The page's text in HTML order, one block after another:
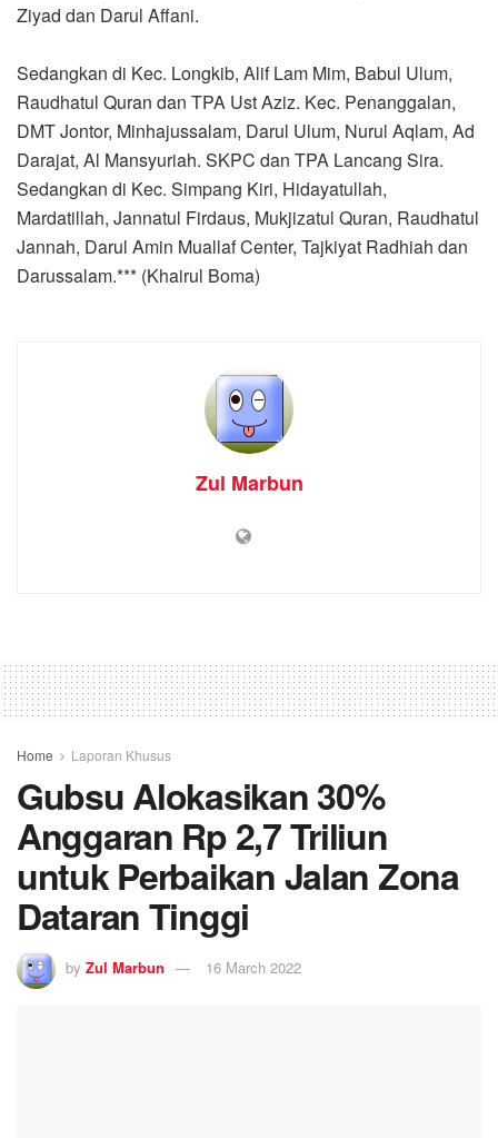
Ziyad dan Darul Affani.
Sedangkan di Kec. Longkib, Alif Lam Mim, Babul Ulum,
Raudhatul Quran dan TPA Ust Aziz. Kec. Penanggalan,
DMT Jontor, Minhajussalam, Darul Ulum, Nurul Aqlam, Ad
Darajat, Al Mansyuriah. SKPC dan TPA Lancang Sira.
Sedangkan di Kec. Simpang Kiri, Hidayatullah,
Mardatillah, Jannatul Firdaus, Mukjizatul Quran, Raudhatul
Jannah, Darul Amin Muallaf Center, Tajkiyat Radhiah dan
Darussalam.*** (Khairul Boma)
Zul Marbun
Home Laporan Khusus
Gubsu Alokasikan 30%
Anggaran Rp 2,7 Triliun
untuk Perbaikan Jalan Zona
Dataran Tinggi
by Zul Marbun 16 March 2022